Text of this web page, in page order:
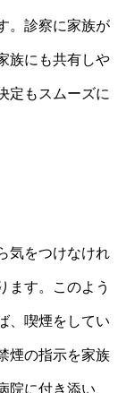
。診察に家族が
族にも共有しや
定もスムーズに
気をつけなけれ
ます。このよう
、喫煙をしてい
煙の指示を家族
院に付き添い、